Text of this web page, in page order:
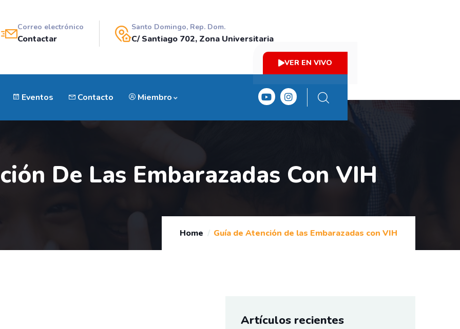
Correo electrónico
Contactar
Santo Domingo, Rep. Dom.
C/ Santiago 702, Zona Universitaria
VER EN VIVO
Eventos Contacto Miembro
De Las Embarazadas Con VIH
Home Guía de Atención de las Embarazadas con VIH
Artículos recientes